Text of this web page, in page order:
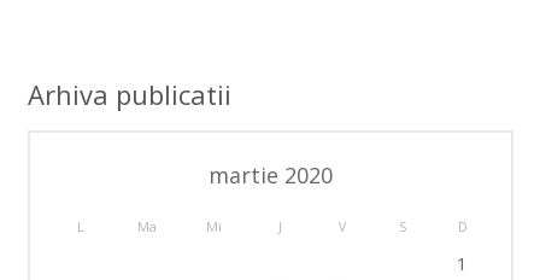
Arhiva publicatii
martie 2020
L Ma Mi J V S D
1